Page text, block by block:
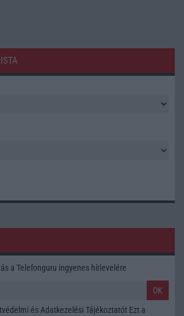
a Telefonguru ingyenes hírlevelére
OK
és Adatkezelési Tájékoztatót Ezt a